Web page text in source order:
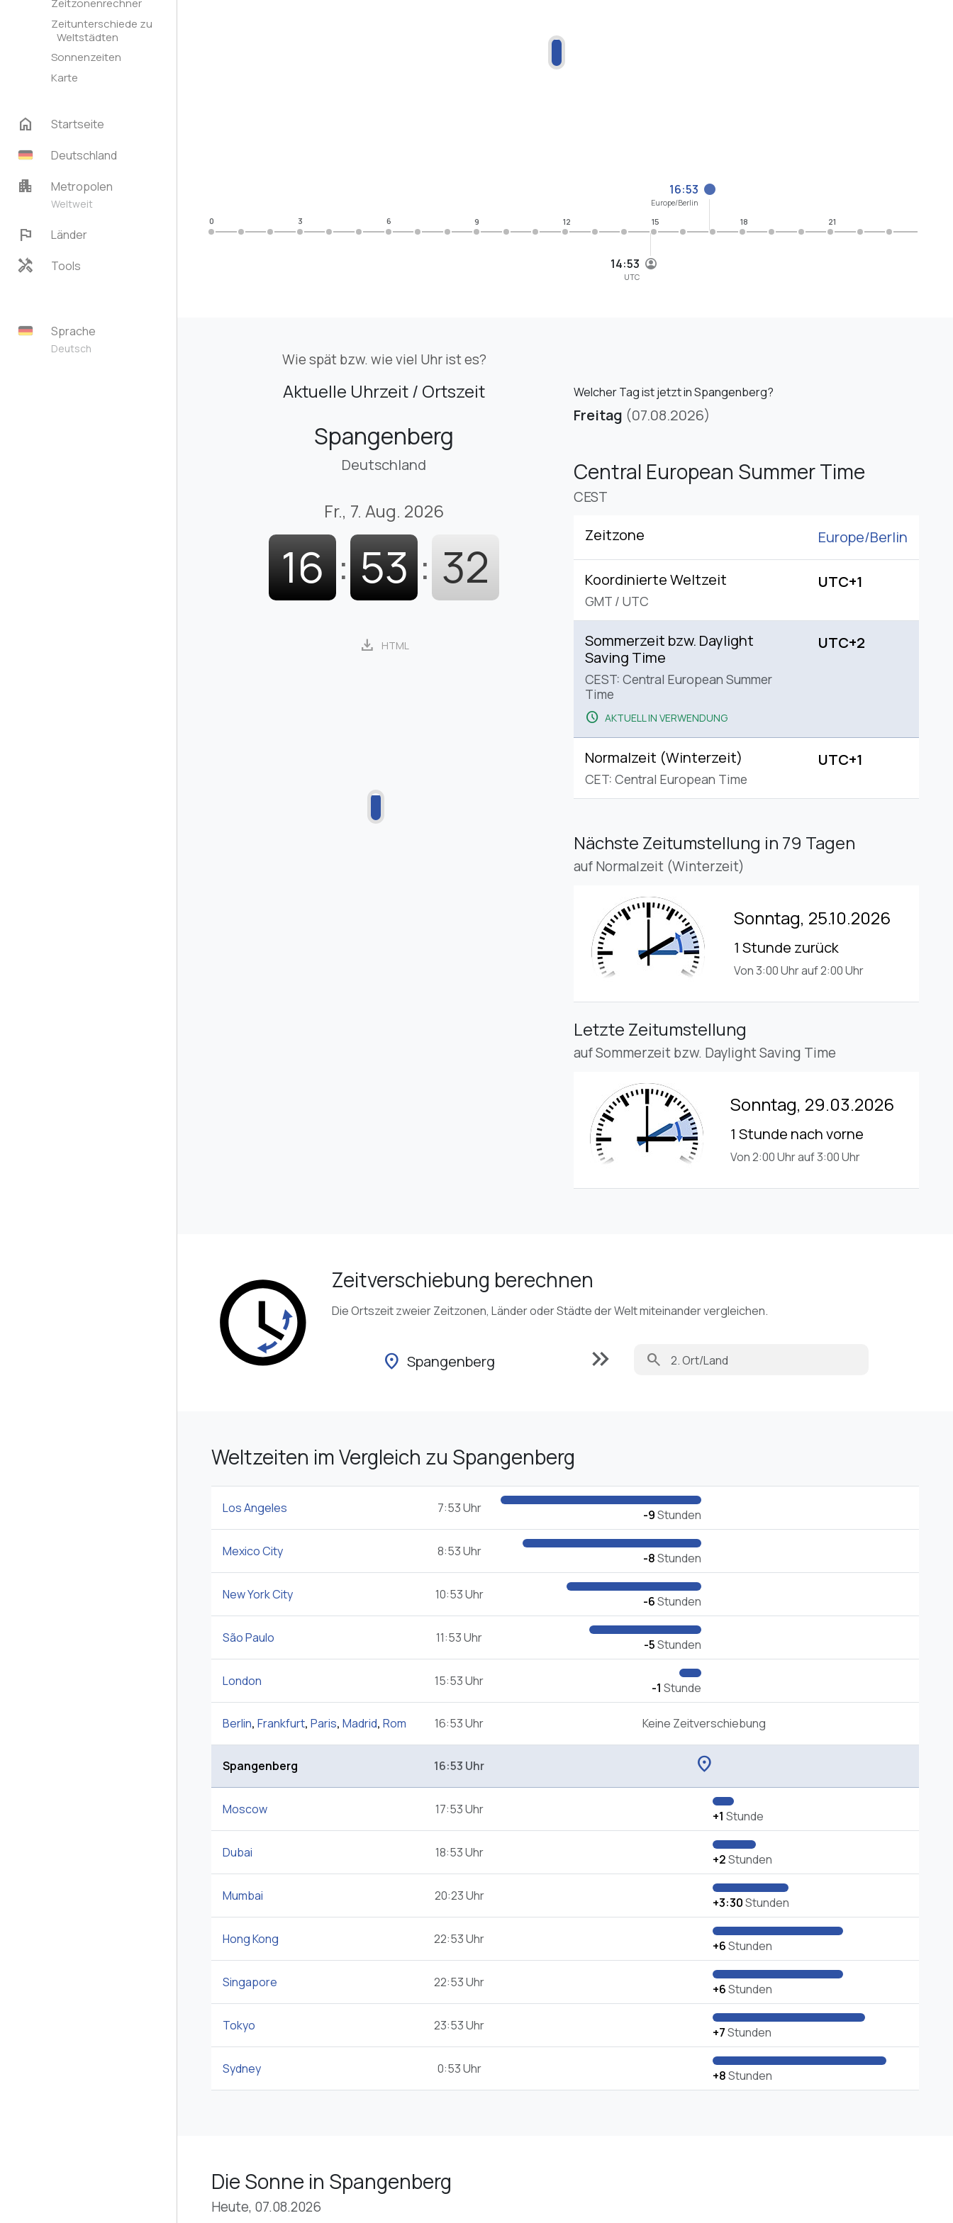
Zeitzonenrechner
Zeitunterschiede zu
Weltstädten
Sonnenzeiten
Karte
home
Startseite
Deutschland
apartment Metropolen
Weltweit
flag Länder
handyman Tools
Sprache
Deutsch
14:53
UTC
16:53
Europe/Berlin
0 3 6 9 12 15 18 21
Wie spät bzw. wie viel Uhr ist es?
Aktuelle Uhrzeit / Ortszeit
Spangenberg
Deutschland
Fr., 7. Aug. 2026
16 : 53 : 33
download HTML
Welcher Tag ist jetzt in Spangenberg?
Freitag (07.08.2026)
Central European Summer Time
CEST
Zeitzone Europe/Berlin
Koordinierte Weltzeit
GMT / UTC
UTC+1
Sommerzeit bzw. Daylight
Saving Time
CEST: Central European Summer
Time
schedule AKTUELL IN VERWENDUNG
UTC+2
Normalzeit (Winterzeit)
CET: Central European Time
UTC+1
Nächste Zeitumstellung in 79 Tagen
auf Normalzeit (Winterzeit)
Sonntag, 25.10.2026
1 Stunde zurück
Von 3:00 Uhr auf 2:00 Uhr
Letzte Zeitumstellung
auf Sommerzeit bzw. Daylight Saving Time
Sonntag, 29.03.2026
1 Stunde nach vorne
Von 2:00 Uhr auf 3:00 Uhr
Zeitverschiebung berechnen
Die Ortszeit zweier Zeitzonen, Länder oder Städte der Welt miteinander vergleichen.
location_on Spangenberg keyboard_double_arrow_right search
Weltzeiten im Vergleich zu Spangenberg
Los Angeles 7:53 Uhr -9Stunden
Mexico City 8:53 Uhr -8Stunden
New York City 10:53 Uhr -6Stunden
São Paulo 11:53 Uhr -5Stunden
London 15:53 Uhr -1 Stunde
Berlin, Frankfurt, Paris, Madrid, Rom 16:53 Uhr Keine Zeitverschiebung
Spangenberg 16:53 Uhr location_on
Moscow 17:53 Uhr +1 Stunde
Dubai 18:53 Uhr +2Stunden
Mumbai 20:23 Uhr +3:30Stunden
Hong Kong 22:53 Uhr +6Stunden
Singapore 22:53 Uhr +6Stunden
Tokyo 23:53 Uhr +7Stunden
Sydney 0:53 Uhr +8Stunden
Die Sonne in Spangenberg
Heute, 07.08.2026